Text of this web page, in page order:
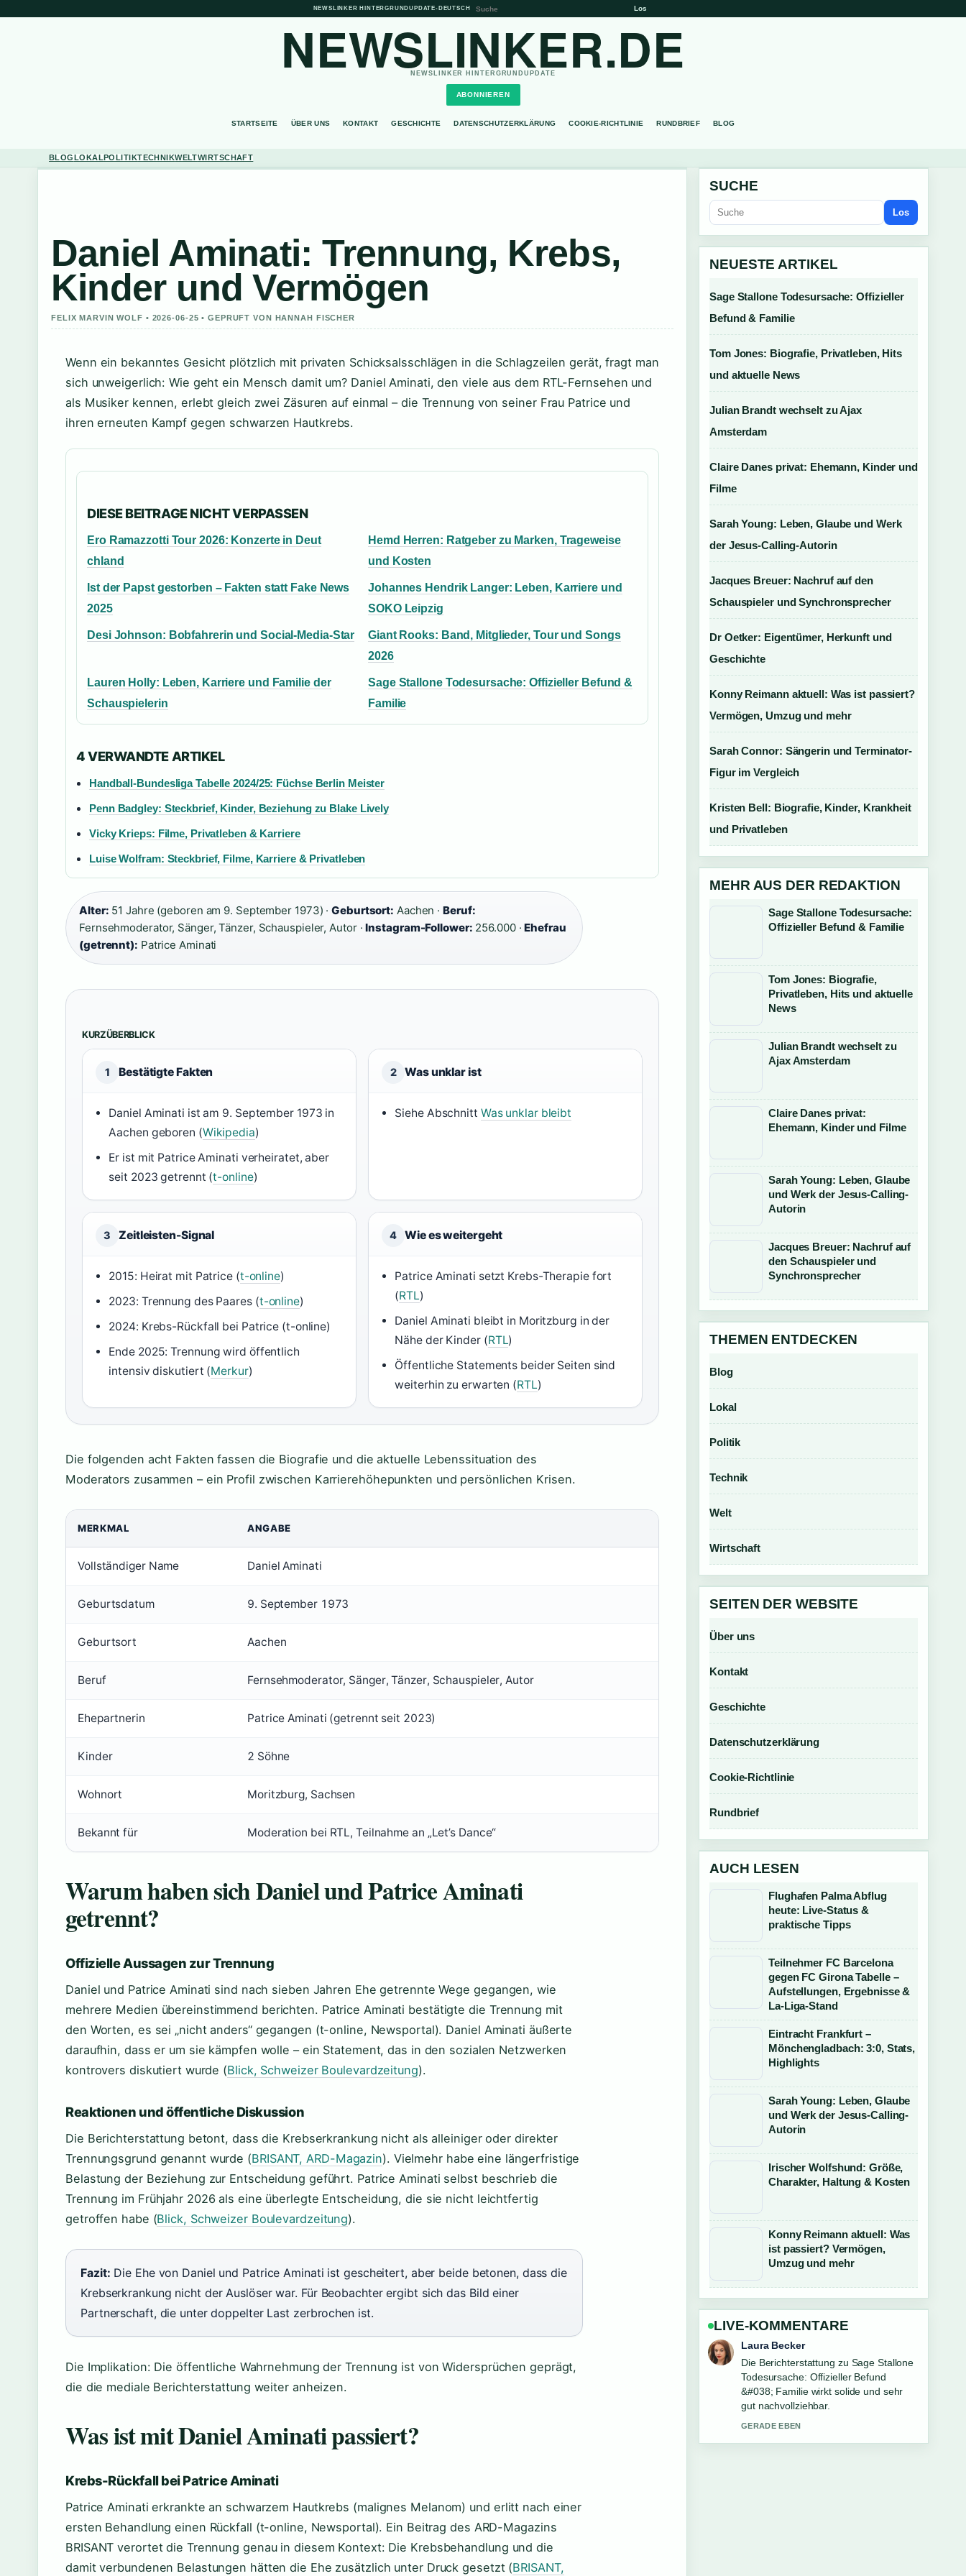
NEWSLINKER HINTERGRUNDUPDATE• DEUTSCH Los
NEWSLINKER.DE
NEWSLINKER HINTERGRUNDUPDATE
ABONNIEREN
STARTSEITE ÜBER UNS KONTAKT GESCHICHTE DATENSCHUTZERKLÄRUNG COOKIE-RICHTLINIE RUNDBRIEF BLOG
BLOGLOKALPOLITIKTECHNIKWELTWIRTSCHAFT
Daniel Aminati: Trennung, Krebs,
Kinder und Vermögen
FELIX MARVIN WOLF • 2026-06-25 • GEPRUFT VON HANNAH FISCHER
Wenn ein bekanntes Gesicht plötzlich mit privaten Schicksalsschlägen in die Schlagzeilen gerät, fragt man
sich unweigerlich: Wie geht ein Mensch damit um? Daniel Aminati, den viele aus dem RTL-Fernsehen und
als Musiker kennen, erlebt gleich zwei Zäsuren auf einmal – die Trennung von seiner Frau Patrice und
ihren erneuten Kampf gegen schwarzen Hautkrebs.
DIESE BEITRAGE NICHT VERPASSEN
Ero Ramazzotti Tour 2026: Konzerte in Deut
chland
Hemd Herren: Ratgeber zu Marken, Trageweise
und Kosten
Ist der Papst gestorben – Fakten statt Fake News
2025
Johannes Hendrik Langer: Leben, Karriere und
SOKO Leipzig
Desi Johnson: Bobfahrerin und Social-Media-Star
Giant Rooks: Band, Mitglieder, Tour und Songs
2026
Lauren Holly: Leben, Karriere und Familie der
Schauspielerin
Sage Stallone Todesursache: Offizieller Befund &
Familie
4 VERWANDTE ARTIKEL
Handball-Bundesliga Tabelle 2024/25: Füchse Berlin Meister
Penn Badgley: Steckbrief, Kinder, Beziehung zu Blake Lively
Vicky Krieps: Filme, Privatleben & Karriere
Luise Wolfram: Steckbrief, Filme, Karriere & Privatleben
Alter: 51 Jahre (geboren am 9. September 1973) ·Geburtsort: Aachen ·Beruf:
Fernsehmoderator, Sänger, Tänzer, Schauspieler, Autor ·Instagram-Follower: 256.000 ·Ehefrau
(getrennt): Patrice Aminati
KURZÜBERBLICK
1 Bestätigte Fakten
Daniel Aminati ist am 9. September 1973 in
Aachen geboren (Wikipedia)
Er ist mit Patrice Aminati verheiratet, aber
seit 2023 getrennt (t-online)
2 Was unklar ist
Siehe Abschnitt Was unklar bleibt
3 Zeitleisten-Signal
2015: Heirat mit Patrice (t-online)
2023: Trennung des Paares (t-online)
2024: Krebs-Rückfall bei Patrice (t-online)
Ende 2025: Trennung wird öffentlich
intensiv diskutiert (Merkur)
4 Wie es weitergeht
Patrice Aminati setzt Krebs-Therapie fort
(RTL)
Daniel Aminati bleibt in Moritzburg in der
Nähe der Kinder (RTL)
Öffentliche Statements beider Seiten sind
weiterhin zu erwarten (RTL)
Die folgenden acht Fakten fassen die Biografie und die aktuelle Lebenssituation des
Moderators zusammen – ein Profil zwischen Karrierehöhepunkten und persönlichen Krisen.
MERKMAL ANGABE
Vollständiger Name Daniel Aminati
Geburtsdatum 9. September 1973
Geburtsort Aachen
Beruf Fernsehmoderator, Sänger, Tänzer, Schauspieler, Autor
Ehepartnerin Patrice Aminati (getrennt seit 2023)
Kinder 2 Söhne
Wohnort Moritzburg, Sachsen
Bekannt für Moderation bei RTL, Teilnahme an „Let’s Dance“
Warum haben sich Daniel und Patrice Aminati
getrennt?
Offizielle Aussagen zur Trennung
Daniel und Patrice Aminati sind nach sieben Jahren Ehe getrennte Wege gegangen, wie
mehrere Medien übereinstimmend berichten. Patrice Aminati bestätigte die Trennung mit
den Worten, es sei „nicht anders“ gegangen (t-online, Newsportal). Daniel Aminati äußerte
daraufhin, dass er um sie kämpfen wolle – ein Statement, das in den sozialen Netzwerken
kontrovers diskutiert wurde (Blick, Schweizer Boulevardzeitung).
Reaktionen und öffentliche Diskussion
Die Berichterstattung betont, dass die Krebserkrankung nicht als alleiniger oder direkter
Trennungsgrund genannt wurde (BRISANT, ARD-Magazin). Vielmehr habe eine längerfristige
Belastung der Beziehung zur Entscheidung geführt. Patrice Aminati selbst beschrieb die
Trennung im Frühjahr 2026 als eine überlegte Entscheidung, die sie nicht leichtfertig
getroffen habe (Blick, Schweizer Boulevardzeitung).
Fazit: Die Ehe von Daniel und Patrice Aminati ist gescheitert, aber beide betonen, dass die
Krebserkrankung nicht der Auslöser war. Für Beobachter ergibt sich das Bild einer
Partnerschaft, die unter doppelter Last zerbrochen ist.
Die Implikation: Die öffentliche Wahrnehmung der Trennung ist von Widersprüchen geprägt,
die die mediale Berichterstattung weiter anheizen.
Was ist mit Daniel Aminati passiert?
Krebs-Rückfall bei Patrice Aminati
Patrice Aminati erkrankte an schwarzem Hautkrebs (malignes Melanom) und erlitt nach einer
ersten Behandlung einen Rückfall (t-online, Newsportal). Ein Beitrag des ARD-Magazins
BRISANT verortet die Trennung genau in diesem Kontext: Die Krebsbehandlung und die
damit verbundenen Belastungen hätten die Ehe zusätzlich unter Druck gesetzt (BRISANT,
SUCHE
Los
NEUESTE ARTIKEL
Sage Stallone Todesursache: Offizieller
Befund & Familie
Tom Jones: Biografie, Privatleben, Hits
und aktuelle News
Julian Brandt wechselt zu Ajax
Amsterdam
Claire Danes privat: Ehemann, Kinder und
Filme
Sarah Young: Leben, Glaube und Werk
der Jesus-Calling-Autorin
Jacques Breuer: Nachruf auf den
Schauspieler und Synchronsprecher
Dr Oetker: Eigentümer, Herkunft und
Geschichte
Konny Reimann aktuell: Was ist passiert?
Vermögen, Umzug und mehr
Sarah Connor: Sängerin und Terminator-
Figur im Vergleich
Kristen Bell: Biografie, Kinder, Krankheit
und Privatleben
MEHR AUS DER REDAKTION
Sage Stallone Todesursache:
Offizieller Befund & Familie
Tom Jones: Biografie,
Privatleben, Hits und aktuelle
News
Julian Brandt wechselt zu
Ajax Amsterdam
Claire Danes privat:
Ehemann, Kinder und Filme
Sarah Young: Leben, Glaube
und Werk der Jesus-Calling-
Autorin
Jacques Breuer: Nachruf auf
den Schauspieler und
Synchronsprecher
THEMEN ENTDECKEN
Blog
Lokal
Politik
Technik
Welt
Wirtschaft
SEITEN DER WEBSITE
Über uns
Kontakt
Geschichte
Datenschutzerklärung
Cookie-Richtlinie
Rundbrief
AUCH LESEN
Flughafen Palma Abflug
heute: Live-Status &
praktische Tipps
Teilnehmer FC Barcelona
gegen FC Girona Tabelle –
Aufstellungen, Ergebnisse &
La-Liga-Stand
Eintracht Frankfurt –
Mönchengladbach: 3:0, Stats,
Highlights
Sarah Young: Leben, Glaube
und Werk der Jesus-Calling-
Autorin
Irischer Wolfshund: Größe,
Charakter, Haltung & Kosten
Konny Reimann aktuell: Was
ist passiert? Vermögen,
Umzug und mehr
LIVE-KOMMENTARE
Nico Hoffmann
Gute Verifikationsarbeit zu Tom Jones:
Biografie, Privatleben, Hits und
aktuelle.... Mehr Medien sollten so
schreiben.
3 MIN ZUVOR